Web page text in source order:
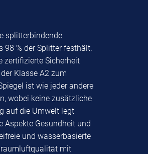
splitterbindende
98 % der Splitter festhält.
zertifizierte Sicherheit
Klasse A2 zum
ist wie jeder andere
wobei keine zusätzliche
auf die Umwelt legt
Aspekte Gesundheit und
und wasserbasierte
mit